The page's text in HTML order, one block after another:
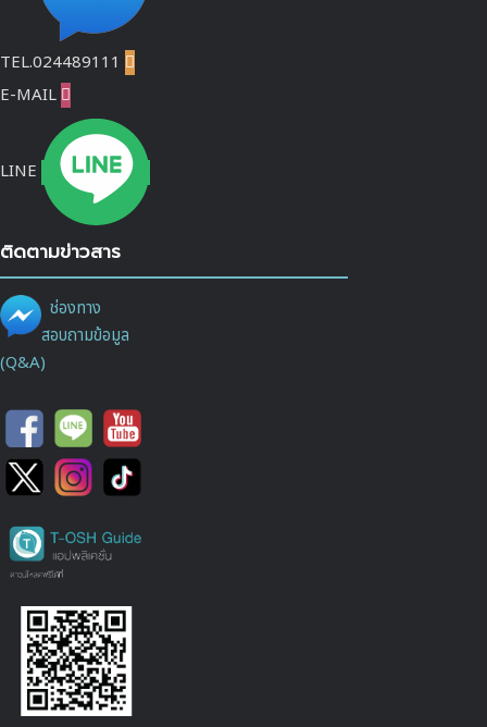
TEL.024489111 
E-MAIL 
LINE
ติดตามข่าวสาร
ช่องทาง
สอบถามข้อมูล
(Q&A)